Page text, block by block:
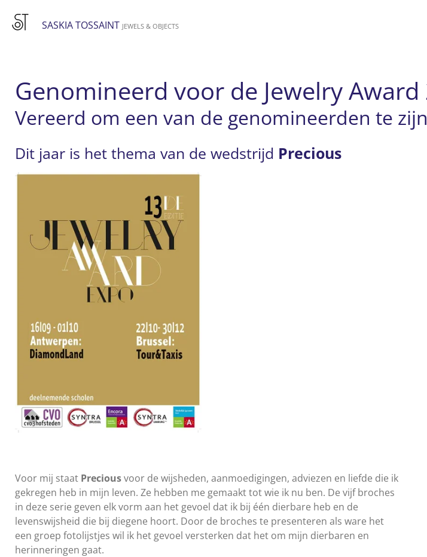
Ga
direct
SASKIA TOSSAINT JEWELS & OBJECTS
Genomineerd voor de Jewelry Award
Vereerd om een van de genomineerden te
Dit jaar is het thema van de wedstrijd Precious
Voor mij staat Preciousvoor de wijsheden, aanmoedigingen, adviezen en liefde die ik
gekregen heb in mijn leven. Ze hebben me gemaakt tot wie ik nu ben. De vijf broches
in deze serie geven elk vorm aan het gevoel dat ik bij één dierbare heb en de
levenswijsheid die bij diegene hoort. Door de broches te presenteren als ware het
een groep fotolijstjes wil ik het gevoel versterken dat het om mijn dierbaren en
herinneringen gaat.